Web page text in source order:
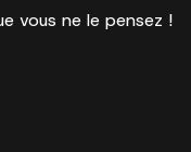
vous ne le pensez !